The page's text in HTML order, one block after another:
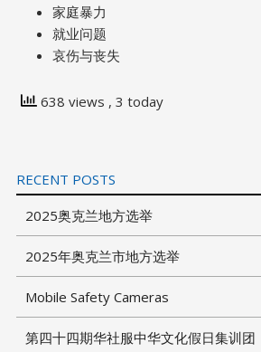
家庭暴力
就业问题
哀伤与丧失
638 views , 3 today
RECENT POSTS
2025奥克兰地方选举
2025年奥克兰市地方选举
Mobile Safety Cameras
第四十四期华社服中华文化假日集训团